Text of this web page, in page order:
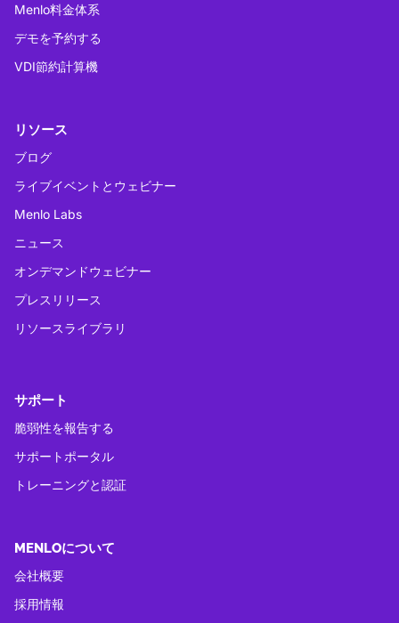
Menlo料金体系
デモを予約する
VDI節約計算機
リソース
ブログ
ライブイベントとウェビナー
Menlo Labs
ニュース
オンデマンドウェビナー
プレスリリース
リソースライブラリ
サポート
脆弱性を報告する
サポートポータル
トレーニングと認証
MENLOについて
会社概要
採用情報